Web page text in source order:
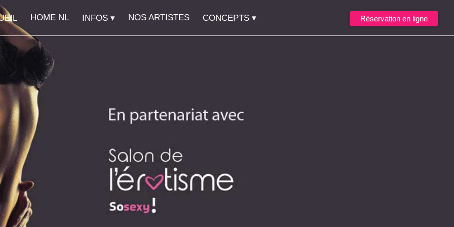
HOME NL INFOS NOS ARTISTES CONCEPTS Réservation en ligne